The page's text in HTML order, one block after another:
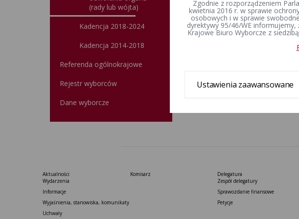
(rady lub wójta)
Kadencja 2018-2024
Kadencja 2014-2018
Referenda ogólnokrajowe
Rejestr wyborców
Dane wyborcze
Aktualności
Wydarzenia
Informacje
Wyjaśnienia, stanowiska, komunikaty
Uchwały
Komisarz
Delegatura
Zespół delegatury
Sprawozdanie finansowe
Petycje
Zgodnie z rozporządzeniem
kwietnia 2016 r. w sprawie
osobowych i w sprawie
dyrektywy 95/46/WE
Krajowe Biuro Wyborcze z
Ustawienia zaawansowane